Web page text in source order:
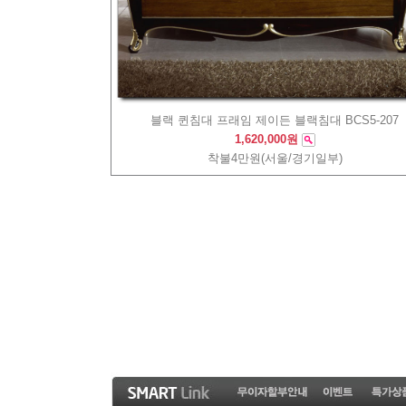
블랙 퀸침대 프래임 제이든 블랙침대 BCS5-207
1,620,000원
착불4만원(서울/경기일부)